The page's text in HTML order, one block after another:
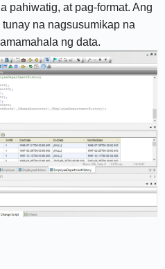
pahiwatig, at pag-format. Ang
na nagsusumikap na
ng data.